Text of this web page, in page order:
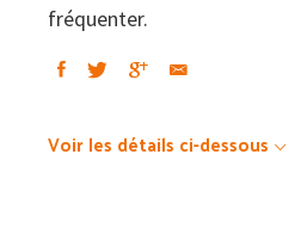
fréquenter.
Voir les détails ci-dessous